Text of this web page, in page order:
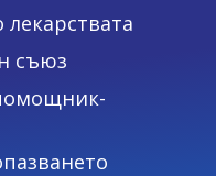
съюз